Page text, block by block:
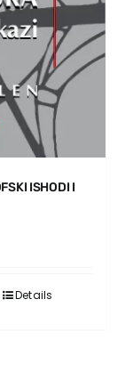
ISHODI I
Details